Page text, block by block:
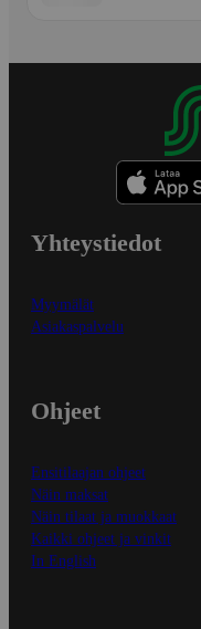
Yhteystiedot
Myymälät
Asiakaspalvelu
Ohjeet
Ensitilaajan ohjeet
Näin maksat
Näin tilaat ja muokkaat
Kaikki ohjeet ja vinkit
In English